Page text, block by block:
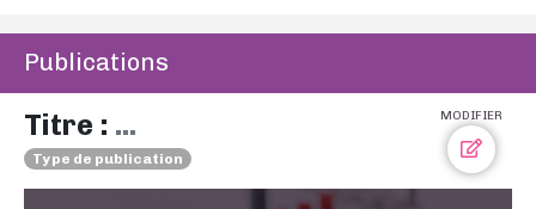
Publications
MODIFIER
Titre : ...
Type de publication